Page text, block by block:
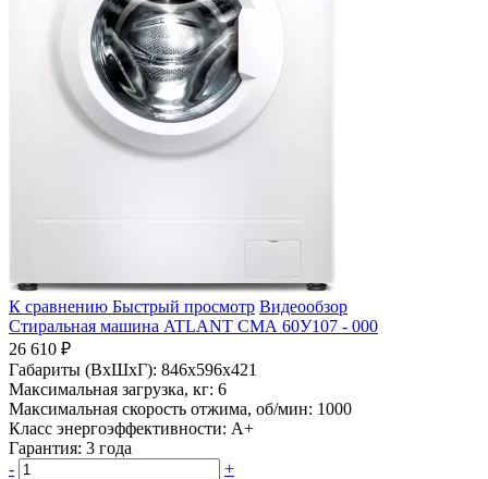
К сравнению Быстрый просмотр Видеообзор
Стиральная машина ATLANT СМА 60У107 - 000
26 610 ₽
Габариты (ВхШхГ): 846x596x421
Максимальная загрузка, кг: 6
Максимальная скорость отжима, об/мин: 1000
Класс энергоэффективности: A+
Гарантия: 3 года
-
+